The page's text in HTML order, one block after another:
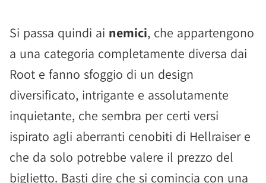
Si passa quindi ai nemici, che appartengono
a una categoria completamente diversa dai
Root e fanno sfoggio di un design
diversificato, intrigante e assolutamente
inquietante, che sembra per certi versi
ispirato agli aberranti cenobiti di Hellraiser e
che da solo potrebbe valere il prezzo del
biglietto. Basti dire che si comincia con una